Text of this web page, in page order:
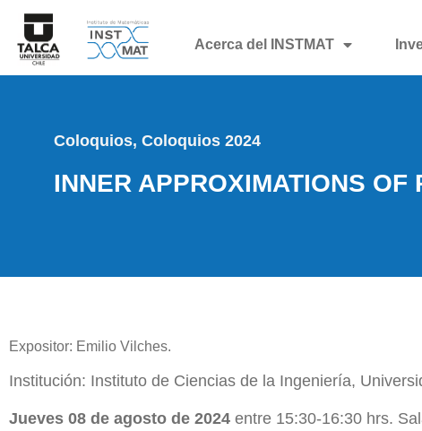
Acerca del INSTMAT
Coloquios, Coloquios 2024
INNER APPROXIMATIONS
Expositor: Emilio Vilches.
Institución: Instituto de Ciencias de la Ingeniería,
Jueves 08 de agosto de 2024 entre 15:30-16:30 hrs.